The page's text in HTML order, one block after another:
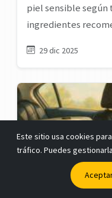
piel sensible según
ingredientes
29 dic 2025
Este sitio usa cookies
tráfico. Puedes